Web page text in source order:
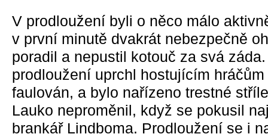
V prodloužení byli o něco málo
v první minutě dvakrát nebezpečně
poradil a nepustil kotouč za svá
prodloužení uprchl hostujícím
faulován, a bylo nařízeno trestné
Lauko neproměnil, když se pokusil
brankář Lindboma. Prodloužení se i